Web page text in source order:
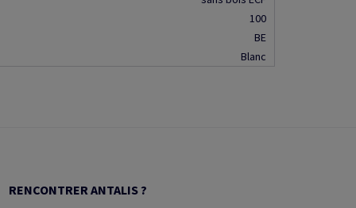
100
BE
Blanc
RENCONTRER ANTALIS ?